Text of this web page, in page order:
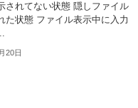
されてない状態 隠しファイル
た状態 ファイル表示中に入力
20日